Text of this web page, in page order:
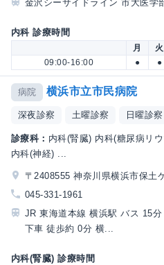
金沢シーサイドライン 市大医学
内科 診療時間
月 火
09:00-16:00
● ●
病院 横浜市立市民病院
深夜診察 土曜診察 日曜診察
診療科： 内科(腎臓) 内科(糖尿病リ
内科(神経) ...
〒2408555 神奈川県横浜市保土
045-331-1961
JR 東海道本線 横浜駅 バス 15
下車 徒歩約 0分 横...
内科(腎臓) 診療時間